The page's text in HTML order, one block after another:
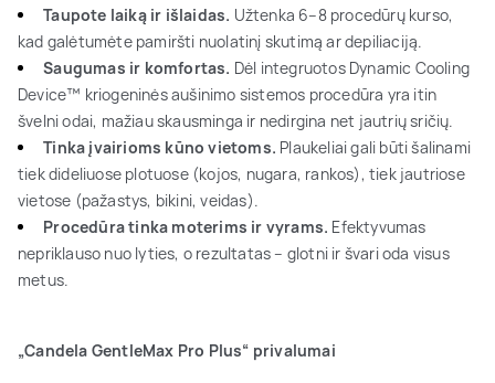
Taupote laiką ir išlaidas. Užtenka 6–8 procedūrų kurso,
kad galėtumėte pamiršti nuolatinį skutimą ar depiliaciją.
Saugumas ir komfortas. Dėl integruotos Dynamic Cooling
Device™ kriogeninės aušinimo sistemos procedūra yra itin
švelni odai, mažiau skausminga ir nedirgina net jautrių sričių.
Tinka įvairioms kūno vietoms. Plaukeliai gali būti šalinami
tiek dideliuose plotuose (kojos, nugara, rankos), tiek jautriose
vietose (pažastys, bikini, veidas).
Procedūra tinka moterims ir vyrams. Efektyvumas
nepriklauso nuo lyties, o rezultatas – glotni ir švari oda visus
metus.
„Candela GentleMax Pro Plus“ privalumai